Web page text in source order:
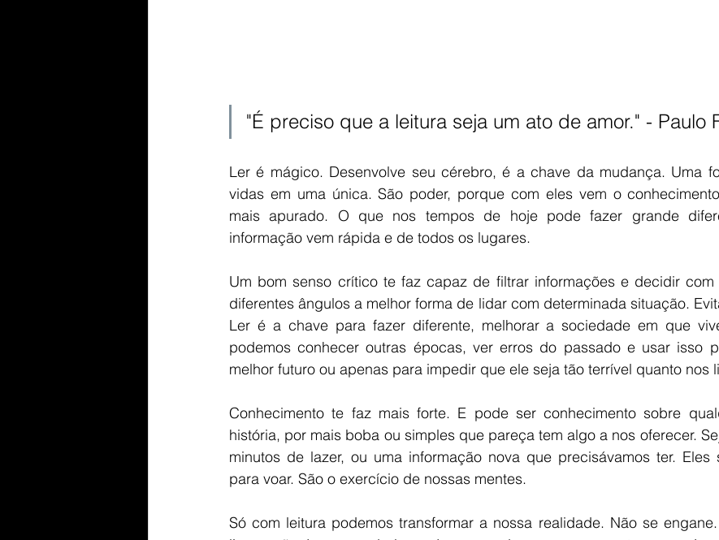
"É preciso que a leitura seja um ato de amor." - Paulo
Ler é mágico. Desenvolve seu cérebro, é a chave da mudança. Uma
vidas em uma única. São poder, porque com eles vem o
mais apurado. O que nos tempos de hoje pode fazer grande
informação vem rápida e de todos os lugares.
Um bom senso crítico te faz capaz de filtrar informações e decidir
diferentes ângulos a melhor forma de lidar com determinada situação.
Ler é a chave para fazer diferente, melhorar a sociedade em que
podemos conhecer outras épocas, ver erros do passado e usar isso
melhor futuro ou apenas para impedir que ele seja tão terrível quanto nos
Conhecimento te faz mais forte. E pode ser conhecimento sobre
história, por mais boba ou simples que pareça tem algo a nos oferecer.
minutos de lazer, ou uma informação nova que precisávamos ter. Eles
para voar. São o exercício de nossas mentes.
Só com leitura podemos transformar a nossa realidade. Não se